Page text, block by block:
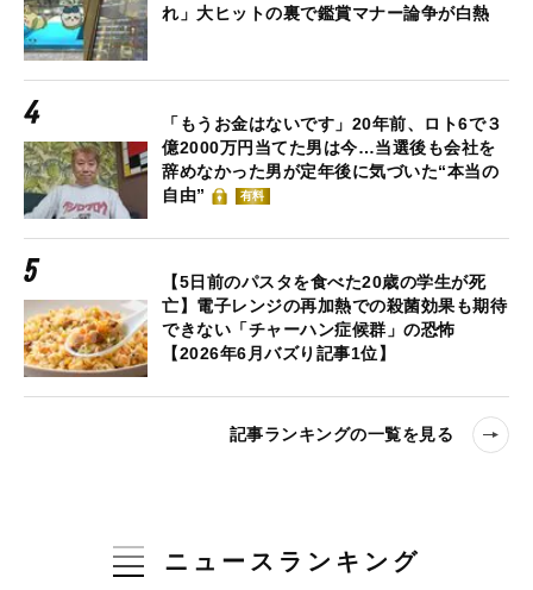
れ」大ヒットの裏で鑑賞マナー論争が白熱
「もうお金はないです」20年前、ロト6で３
億2000万円当てた男は今…当選後も会社を
辞めなかった男が定年後に気づいた“本当の
自由”
有料
【5日前のパスタを食べた20歳の学生が死
亡】電子レンジの再加熱での殺菌効果も期待
できない「チャーハン症候群」の恐怖
【2026年6月バズり記事1位】
記事ランキングの一覧を見る
ニュースランキング